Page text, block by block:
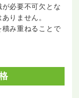
必要不可欠とな
りません。
み重ねることで